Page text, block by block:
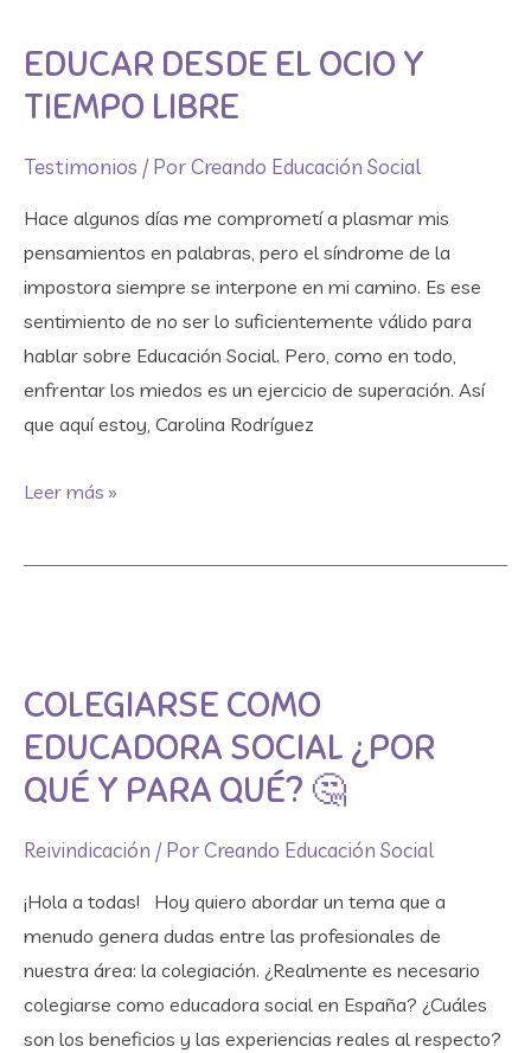
EDUCAR DESDE EL OCIO Y
TIEMPO LIBRE
Testimonios / PorCreando Educación Social
Hace algunos días me comprometí a plasmar mis
pensamientos en palabras, pero el síndrome de la
impostora siempre se interpone en mi camino. Es ese
sentimiento de no ser lo suficientemente válido para
hablar sobre Educación Social. Pero, como en todo,
enfrentar los miedos es un ejercicio de superación. Así
que aquí estoy, Carolina Rodríguez
el
ocio
tiempo
Leer más »
COLEGIARSE COMO
EDUCADORA SOCIAL ¿POR
QUÉ Y PARA QUÉ? 🤔​
Reivindicación / PorCreando Educación Social
¡Hola a todas! Hoy quiero abordar un tema que a
menudo genera dudas entre las profesionales de
nuestra área: la colegiación. ¿Realmente es necesario
colegiarse como educadora social en España? ¿Cuáles
son los beneficios y las experiencias reales al respecto?
Educadora
Social
qué
y
qué?
🤔​